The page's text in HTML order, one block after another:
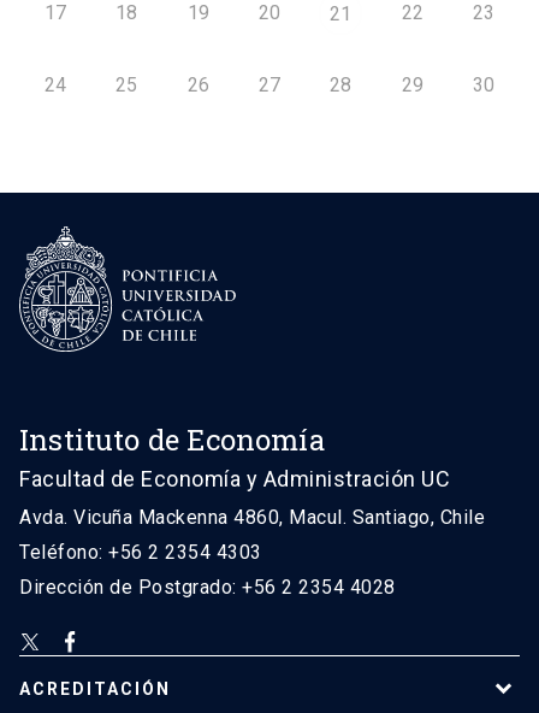
17 18 19 20 21 22 23
24 25 26 27 28 29 30
Instituto de Economía
Facultad de Economía y Administración UC
Avda. Vicuña Mackenna 4860, Macul. Santiago, Chile
Teléfono: +56 2 2354 4303
Dirección de Postgrado: +56 2 2354 4028
ACREDITACIÓN